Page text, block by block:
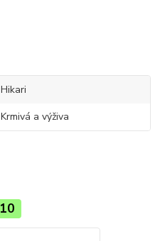
Hikari
Krmivá a výživa
10